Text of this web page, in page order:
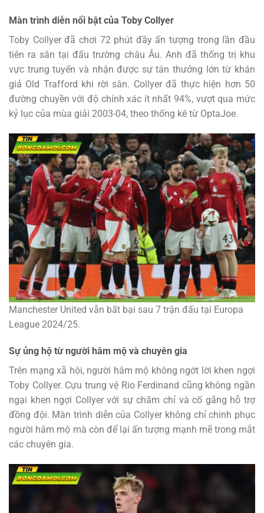
Màn trình diễn nổi bật của Toby Collyer
Toby Collyer đã chơi 72 phút đầy ấn tượng trong lần đầu
tiên ra sân tại đấu trường châu Âu. Anh đã thống trị khu
vực trung tuyến và nhận được sự tán thưởng lớn từ khán
giả Old Trafford khi rời sân. Collyer đã thực hiện hơn 50
đường chuyền với độ chính xác ít nhất 94%, vượt qua mức
kỷ lục của mùa giải 2003-04, theo thống kê từ OptaJoe.
Manchester United vẫn bất bại sau 7 trận đấu tại Europa
League 2024/25.
Sự ủng hộ từ người hâm mộ và chuyên gia
Trên mạng xã hội, người hâm mộ không ngớt lời khen ngợi
Toby Collyer. Cựu trung vệ Rio Ferdinand cũng không ngần
ngại khen ngợi Collyer với sự chăm chỉ và cố gắng hỗ trợ
đồng đội. Màn trình diễn của Collyer không chỉ chinh phục
người hâm mộ mà còn để lại ấn tượng mạnh mẽ trong mắt
các chuyên gia.